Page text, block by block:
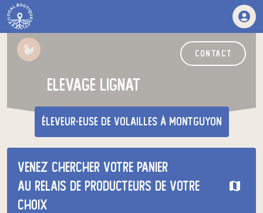
contact
elevage lignat
éleveur·euse de volaillesà Montguyon
Venez chercher votre panier
au relais de producteurs de votre
choix